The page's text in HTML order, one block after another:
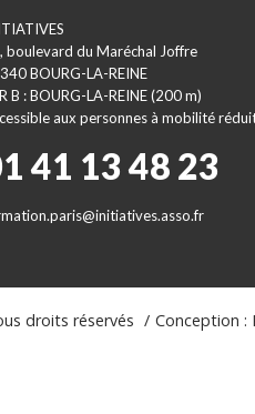
boulevard du Maréchal Joffre
BOURG-LA-REINE
B : BOURG-LA-REINE (200 m)
aux personnes à mobilité
41 13 48 23
droits réservés Conception :